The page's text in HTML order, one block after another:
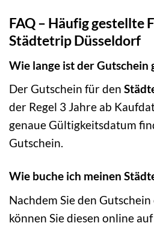
FAQ – Häufig gestellte
Städtetrip Düsseldorf
Wie lange ist der Gutschein
Der Gutschein für den
der Regel 3 Jahre ab
genaue Gültigkeitsdatum
Gutschein.
Wie buche ich meinen
Nachdem Sie den
können Sie diesen online